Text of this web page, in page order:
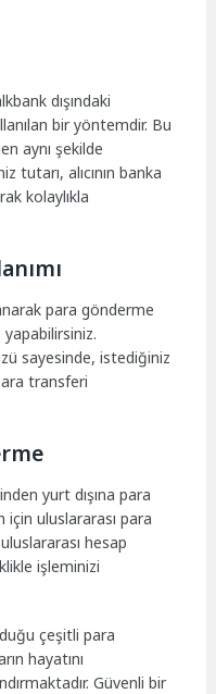
dışındaki
bir yöntemdir. Bu
aynı şekilde
tutarı, alıcının banka
kolaylıkla
para gönderme
sayesinde, istediğiniz
transferi
yurt dışına para
uluslararası para
hesap
işleminizi
çeşitli para
hayatını
Güvenli bir